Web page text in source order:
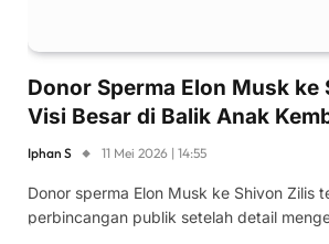
Donor Sperma Elon Musk ke
Visi Besar di Balik Anak
Iphan S 11 Mei 2026 | 14:55
Donor sperma Elon Musk ke Shivon Zilis
perbincangan publik setelah detail